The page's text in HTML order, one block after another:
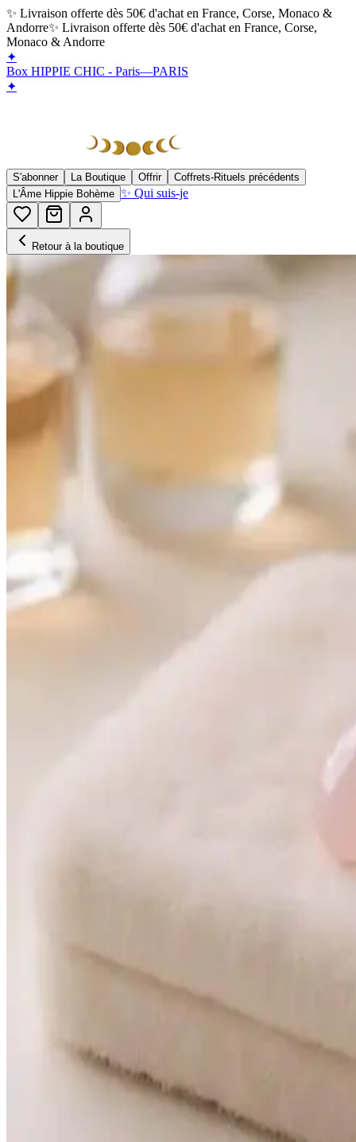
✨ Livraison offerte dès 50€ d'achat en France, Corse, Monaco &
Andorre✨ Livraison offerte dès 50€ d'achat en France, Corse,
Monaco & Andorre
✦
Box HIPPIE CHIC - Paris—PARIS
✦
S'abonner La Boutique Offrir
Coffrets-Rituels précédents
L'Âme Hippie Bohème ✨ Qui suis-je
Retour à la boutique